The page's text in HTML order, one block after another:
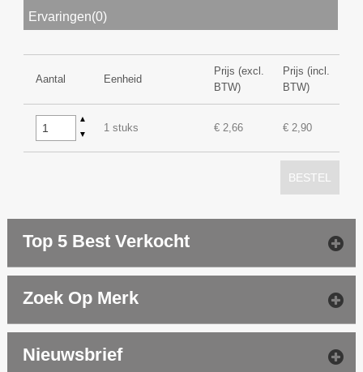
Ervaringen(0)
Aantal Eenheid
Prijs (excl.
BTW)
Prijs (incl.
BTW)
▲
▼
1 stuks € 2,66 € 2,90
BESTEL
Top 5 Best Verkocht
Zoek Op Merk
Nieuwsbrief